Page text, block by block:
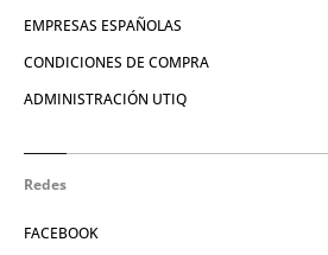
EMPRESAS ESPAÑOLAS
CONDICIONES DE COMPRA
ADMINISTRACIÓN UTIQ
Redes
FACEBOOK